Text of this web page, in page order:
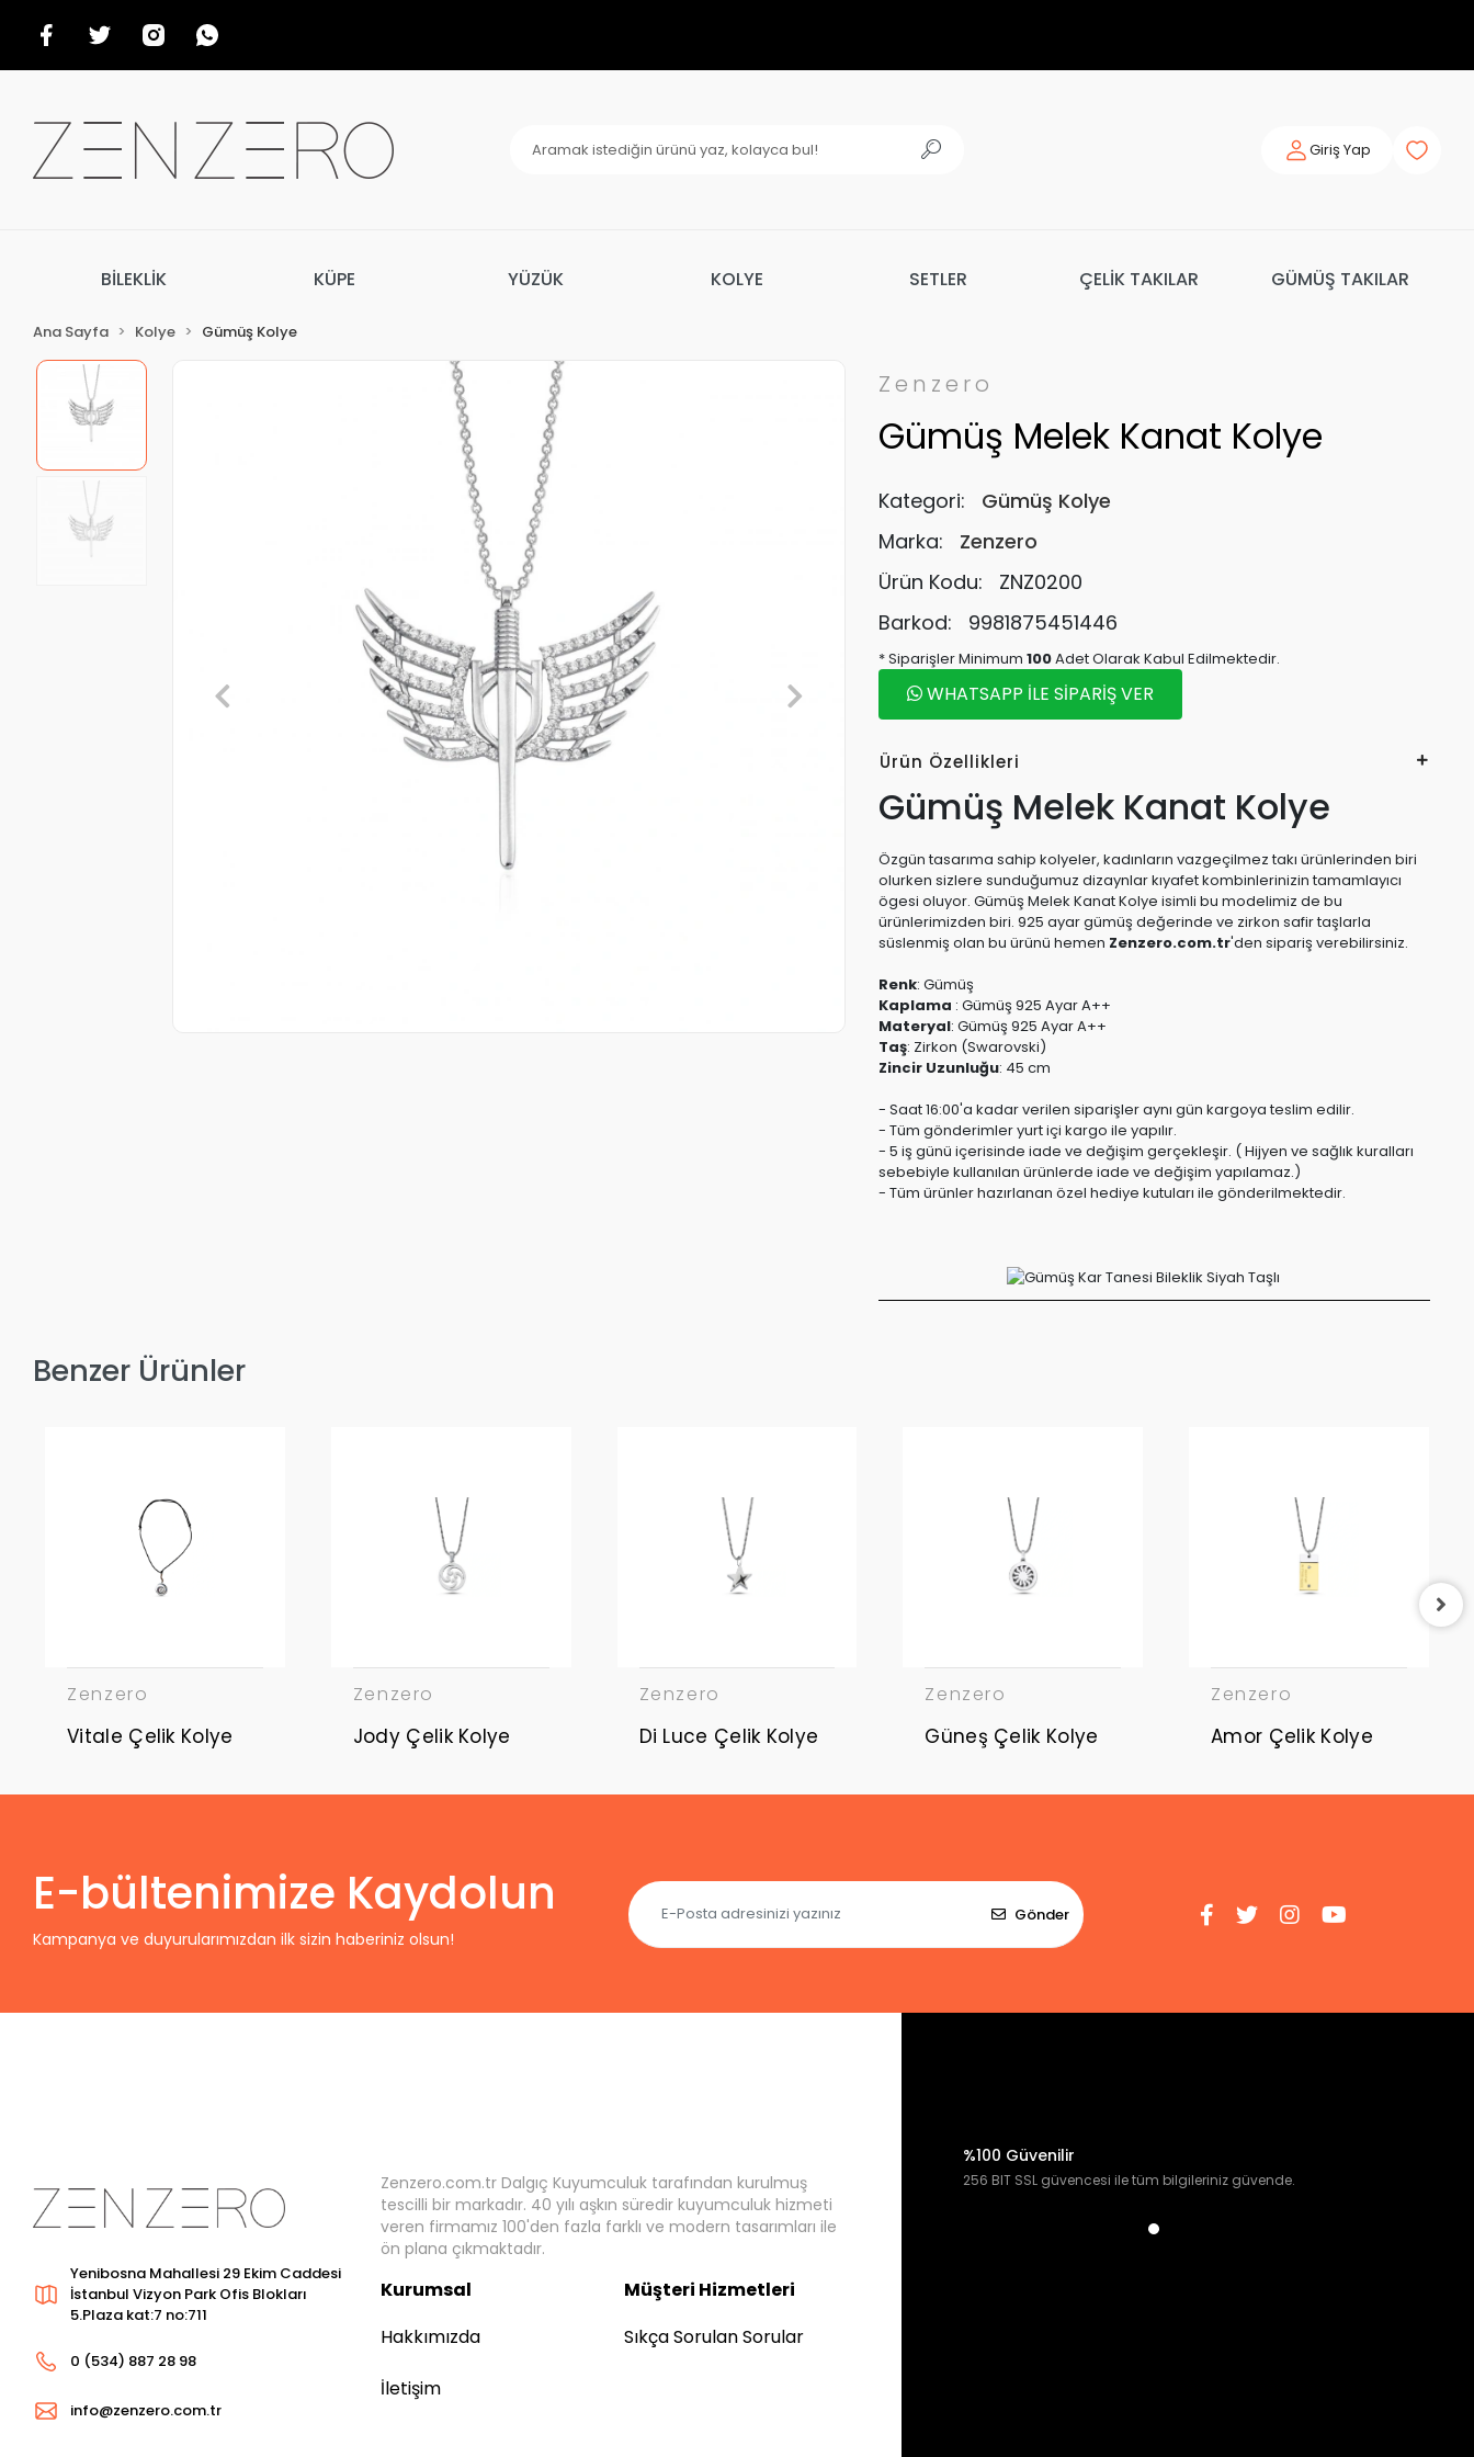
Giriş Yap
BİLEKLİK KÜPE YÜZÜK KOLYE SETLER ÇELİK TAKILAR GÜMÜŞ TAKILAR
Ana Sayfa Kolye Gümüş Kolye
Zenzero
Gümüş Melek Kanat Kolye
Kategori:
Gümüş Kolye
Marka:
Zenzero
Ürün Kodu:
ZNZ0200
Barkod:
9981875451446
* Siparişler Minimum 100Adet Olarak Kabul Edilmektedir.
WHATSAPP İLE SİPARİŞ VER
Ürün Özellikleri
Gümüş Melek Kanat Kolye
Özgün tasarıma sahip kolyeler, kadınların vazgeçilmez takı ürünlerinden biri
olurken sizlere sunduğumuz dizaynlar kıyafet kombinlerinizin tamamlayıcı
ögesi oluyor. Gümüş Melek Kanat Kolye isimli bu modelimiz de bu
ürünlerimizden biri. 925 ayar gümüş değerinde ve zirkon safir taşlarla
süslenmiş olan bu ürünü hemen Zenzero.com.tr'den sipariş verebilirsiniz.
Renk: Gümüş
Kaplama : Gümüş 925 Ayar A++
Materyal: Gümüş 925 Ayar A++
Taş: Zirkon (Swarovski)
Zincir Uzunluğu: 45 cm
- Saat 16:00'a kadar verilen siparişler aynı gün kargoya teslim edilir.
- Tüm gönderimler yurt içi kargo ile yapılır.
- 5 iş günü içerisinde iade ve değişim gerçekleşir. ( Hijyen ve sağlık kuralları
sebebiyle kullanılan ürünlerde iade ve değişim yapılamaz.)
- Tüm ürünler hazırlanan özel hediye kutuları ile gönderilmektedir.
Benzer Ürünler
Zenzero
Vitale Çelik Kolye
Zenzero
Jody Çelik Kolye
Zenzero
Di Luce Çelik Kolye
Zenzero
Güneş Çelik Kolye
Zenzero
Amor Çelik Kolye
E-bültenimize Kaydolun
Kampanya ve duyurularımızdan ilk sizin haberiniz olsun!
Gönder
Yenibosna Mahallesi 29 Ekim Caddesi
İstanbul Vizyon Park Ofis Blokları
5.Plaza kat:7 no:711
0 (534) 887 28 98
info@zenzero.com.tr
Zenzero.com.tr Dalgıç Kuyumculuk tarafından kurulmuş
tescilli bir markadır. 40 yılı aşkın süredir kuyumculuk hizmeti
veren firmamız 100'den fazla farklı ve modern tasarımları ile
ön plana çıkmaktadır.
Kurumsal
Hakkımızda
İletişim
Müşteri Hizmetleri
Sıkça Sorulan Sorular
%100 Güvenilir
256 BIT SSL güvencesi ile tüm bilgileriniz güvende.